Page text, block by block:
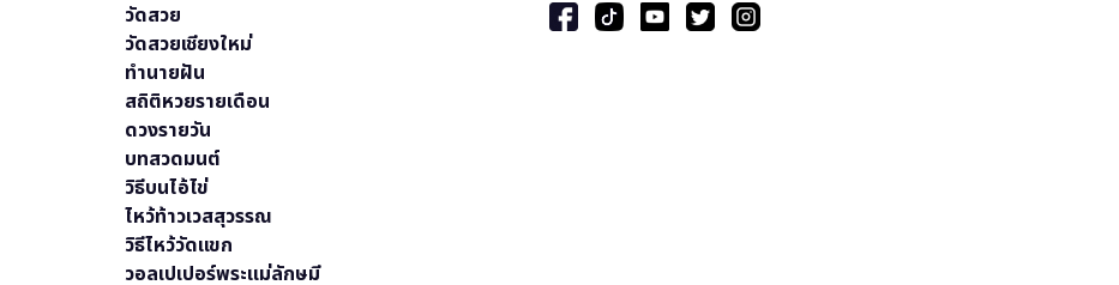
วัดสวย
วัดสวยเชียงใหม่
ทำนายฝัน
สถิติหวยรายเดือน
ดวงรายวัน
บทสวดมนต์
วิธีบนไอ้ไข่
ไหว้ท้าวเวสสุวรรณ
วิธีไหว้วัดแขก
วอลเปเปอร์พระแม่ลักษมี